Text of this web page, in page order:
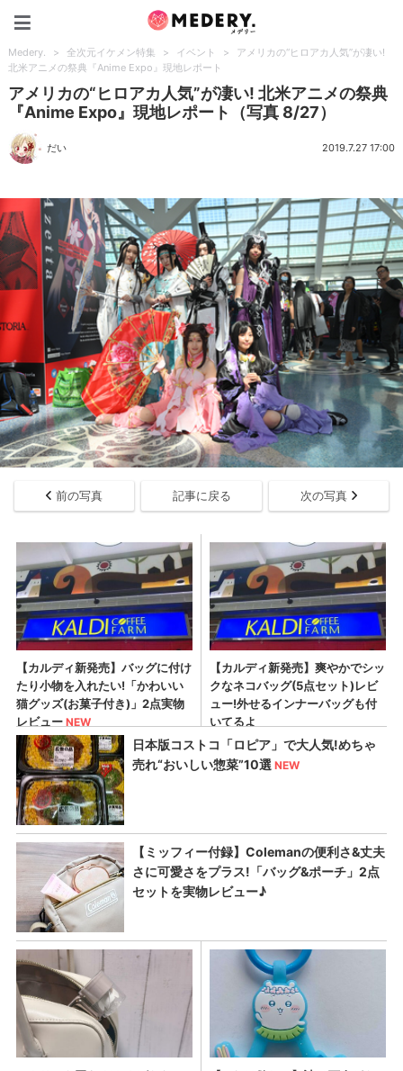
Medery. > 全次元イケメン特集 > イベント >
アメリカの“ヒロアカ人気”が凄い!
北米アニメの祭典『Anime Expo』現地レポート
アメリカの“ヒロアカ人気”が凄い! 北米アニメの祭典
『Anime Expo』現地レポート（写真 8/27）
だい 2019.7.27 17:00
前の写真 記事に戻る 次の写真